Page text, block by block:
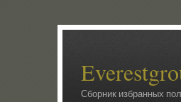
Сборник избранных